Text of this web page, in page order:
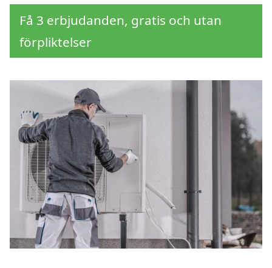
Få 3 erbjudanden, gratis och utan
förpliktelser